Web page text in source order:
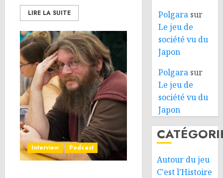
LIRE LA SUITE
Interview Podcast
Polgara sur
Le jeu de
société vu du
Japon
Polgara sur
Le jeu de
société vu du
Japon
Autour du jeu
C'est l'Histoire